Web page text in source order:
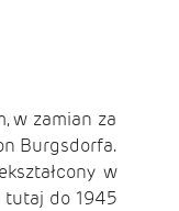
w zamian za
Burgsdorfa.
w
tutaj do 1945